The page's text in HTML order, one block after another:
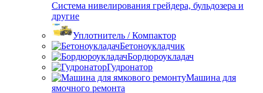
Система нивелирования грейдера, бульдозера и
другие
Уплотнитель / Компактор
Бетоноукладчик
Бордюроукладач
Гудронатор
Машина для
ямочного ремонта